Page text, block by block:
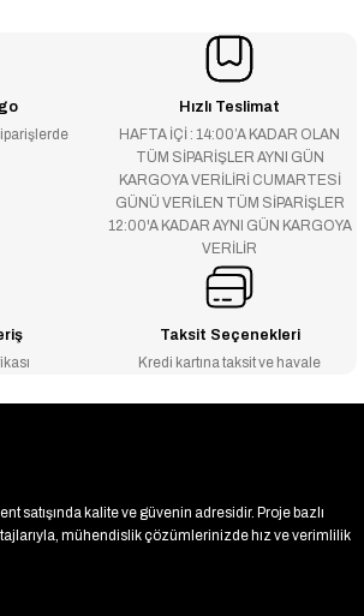
Hızlı Teslimat
HAFTA İÇİ : 14:00’A KADAR OLAN
TÜM SİPARİŞLER AYNI GÜN
KARGOYA VERİLİRİ CUMARTESİ
GÜNÜ VERİLEN TÜM SİPARİŞLER
12:00'A KADAR AYNI GÜN KARGOYA
VERİLİR
Taksit Seçenekleri
Kredi kartına taksit ve havale
satışında kalite ve güvenin adresidir. Proje bazlı
mühendislik çözümlerinizde hız ve verimlilik